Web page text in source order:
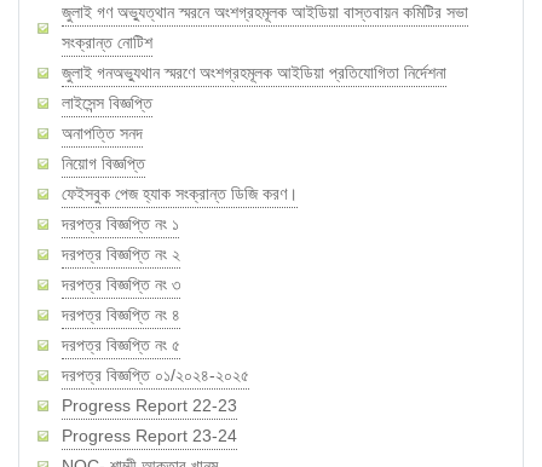
জুলাই গণ অভ্যুত্থান স্মরনে অংশগ্রহমূলক আইডিয়া বাস্তবায়ন কমিটির সভা
সংক্রান্ত নোটিশ
জুলাই গনঅভ্যুথান স্মরণে অংশগ্রহমূলক আইডিয়া প্রতিযোগিতা নির্দেশনা
লাইসেন্স বিজ্ঞপ্তি
অনাপত্তি সনদ
নিয়োগ বিজ্ঞপ্তি
ফেইসবুক পেজ হ্যাক সংক্রান্ত ডিজি করণ।
দরপত্র বিজ্ঞপ্তি নং ১
দরপত্র বিজ্ঞপ্তি নং ২
দরপত্র বিজ্ঞপ্তি নং ৩
দরপত্র বিজ্ঞপ্তি নং ৪
দরপত্র বিজ্ঞপ্তি নং ৫
দরপত্র বিজ্ঞপ্তি ০১/২০২৪-২০২৫
Progress Report 22-23
Progress Report 23-24